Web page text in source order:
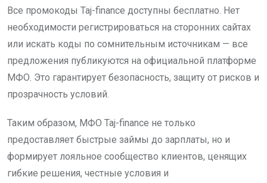
Все промокоды Taj-finance доступны бесплатно. Нет
необходимости регистрироваться на сторонних сайтах
или искать коды по сомнительным источникам — все
предложения публикуются на официальной платформе
МФО. Это гарантирует безопасность, защиту от рисков и
прозрачность условий.
Таким образом, МФО Taj-finance не только
предоставляет быстрые займы до зарплаты, но и
формирует лояльное сообщество клиентов, ценящих
гибкие решения, честные условия и